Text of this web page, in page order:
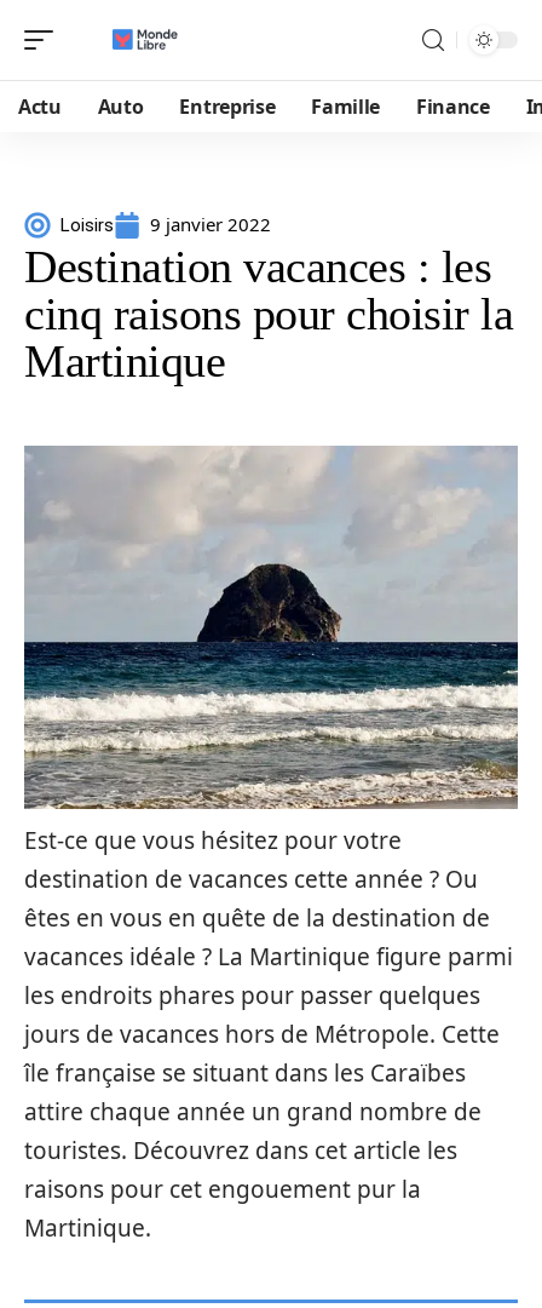
Actu Auto Entreprise Famille Finance
Loisirs 9 janvier 2022
Destination vacances : les
cinq raisons pour choisir la
Martinique
Est-ce que vous hésitez pour votre
destination de vacances cette année ? Ou
êtes en vous en quête de la destination de
vacances idéale ? La Martinique figure parmi
les endroits phares pour passer quelques
jours de vacances hors de Métropole. Cette
île française se situant dans les Caraïbes
attire chaque année un grand nombre de
touristes. Découvrez dans cet article les
raisons pour cet engouement pur la
Martinique.